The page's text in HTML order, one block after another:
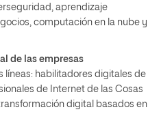
aprendizaje
computación en la nube y
de las empresas
líneas: habilitadores digitales de
de Internet de las Cosas
digital basados en